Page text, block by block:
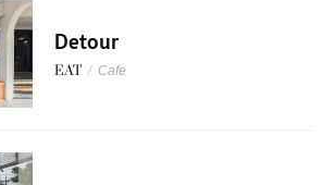
Detour
EAT / Cafe